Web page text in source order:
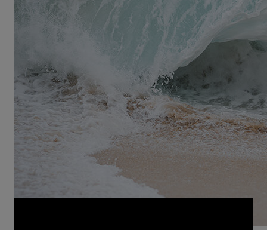
The Clark Little Story
Au départ, c'était un surfer, puis il est devenu
photographe. Le Hawaïen Clark Little a fait de sa
passion pour la vague parfaite son métier. A l'affût
des meilleurs spots, il chasse sa muse préférée : les
Shorebreaks, ces énormes vagues qui se cassent
tout près du rivage. Et parce qu'il a l'instinct pour
cela, il appuie exactement au bon moment sur le
déclencheur... Et ses clichés capturent des instants
d'une fascinante beauté.